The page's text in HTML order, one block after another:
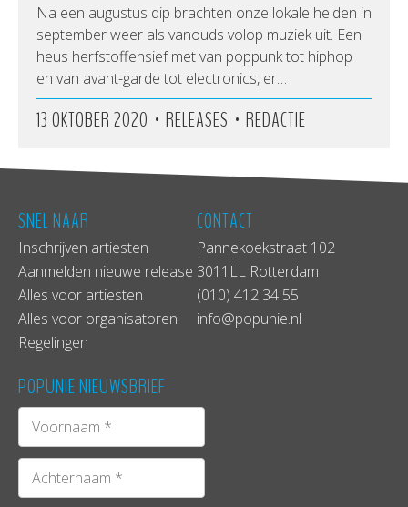
Na een augustus dip brachten onze lokale helden in
september weer als vanouds volop muziek uit. Een
heus herfstoffensief met van poppunk tot hiphop
en van avant-garde tot electronics, er…
13 OKTOBER 2020 • RELEASES • REDACTIE
SNEL NAAR
Inschrijven artiesten
Aanmelden nieuwe release
Alles voor artiesten
Alles voor organisatoren
Regelingen
CONTACT
Pannekoekstraat 102
3011LL Rotterdam
(010) 412 34 55
info@popunie.nl
POPUNIE NIEUWSBRIEF